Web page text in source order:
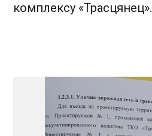
комплексу «Трасцянец».